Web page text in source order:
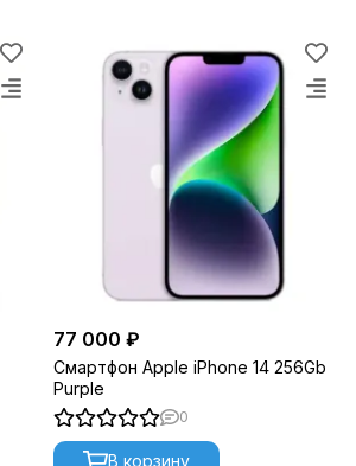
77 000 ₽
Смартфон Apple iPhone 14 256Gb
Purple
0
В корзину